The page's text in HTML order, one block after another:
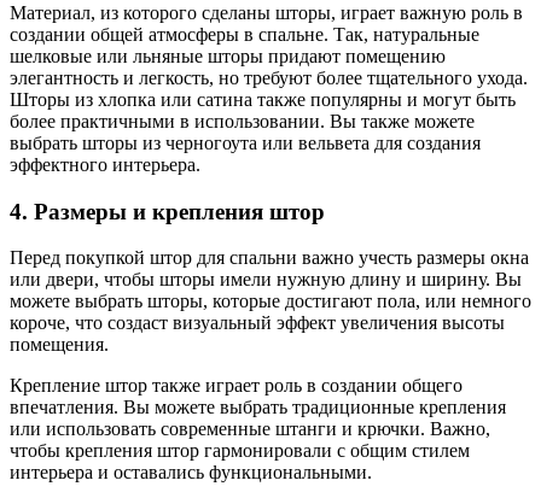
Материал, из которого сделаны шторы, играет важную роль в
создании общей атмосферы в спальне. Так, натуральные
шелковые или льняные шторы придают помещению
элегантность и легкость, но требуют более тщательного ухода.
Шторы из хлопка или сатина также популярны и могут быть
более практичными в использовании. Вы также можете
выбрать шторы из черногоута или вельвета для создания
эффектного интерьера.
4. Размеры и крепления штор
Перед покупкой штор для спальни важно учесть размеры окна
или двери, чтобы шторы имели нужную длину и ширину. Вы
можете выбрать шторы, которые достигают пола, или немного
короче, что создаст визуальный эффект увеличения высоты
помещения.
Крепление штор также играет роль в создании общего
впечатления. Вы можете выбрать традиционные крепления
или использовать современные штанги и крючки. Важно,
чтобы крепления штор гармонировали с общим стилем
интерьера и оставались функциональными.